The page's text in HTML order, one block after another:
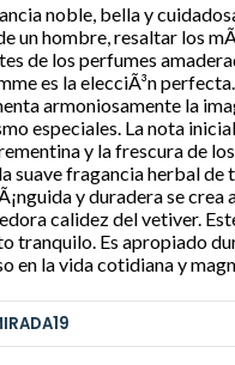
noble, bella y
un hombre, resaltar los
de los perfumes
es la elecciÃ³n
armoniosamente la
especiales. La nota
y la frescura de
suave fragancia herbal de
y duradera se
calidez del vetiver.
tranquilo. Es apropiado
en la vida cotidiana y